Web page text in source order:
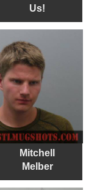
Us!
Mitchell
Melber